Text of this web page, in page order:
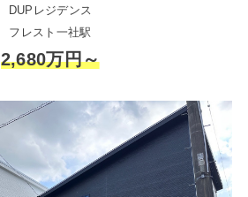
DUPレジデンス
フレスト一社駅
2,680万円～